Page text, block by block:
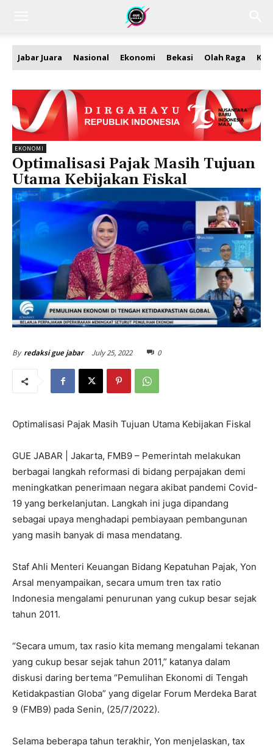
Jabar Juara Nasional Ekonomi Bekasi Olah Raga
EKONOMI
Optimalisasi Pajak Masih Tujuan
Utama Kebijakan Fiskal
By redaksi gue jabar July 25, 2022 0
Optimalisasi Pajak Masih Tujuan Utama Kebijakan Fiskal
GUE JABAR | Jakarta, FMB9 – Pemerintah melakukan
berbagai langkah reformasi di bidang perpajakan demi
meningkatkan penerimaan negara akibat pandemi Covid-
19 yang berkelanjutan. Langkah ini juga dipandang
sebagai upaya menghadapi pembiayaan pembangunan
yang masih banyak di masa mendatang.
Staf Ahli Menteri Keuangan Bidang Kepatuhan Pajak, Yon
Arsal menyampaikan, secara umum tren tax ratio
Indonesia mengalami penurunan yang cukup besar sejak
tahun 2011.
“Secara umum, tax rasio kita memang mengalami tekanan
yang cukup besar sejak tahun 2011,” katanya dalam
diskusi daring bertema “Pemulihan Ekonomi di Tengah
Ketidakpastian Globa” yang digelar Forum Merdeka Barat
9 (FMB9) pada Senin, (25/7/2022).
Selama beberapa tahun terakhir, Yon menjelaskan, tax